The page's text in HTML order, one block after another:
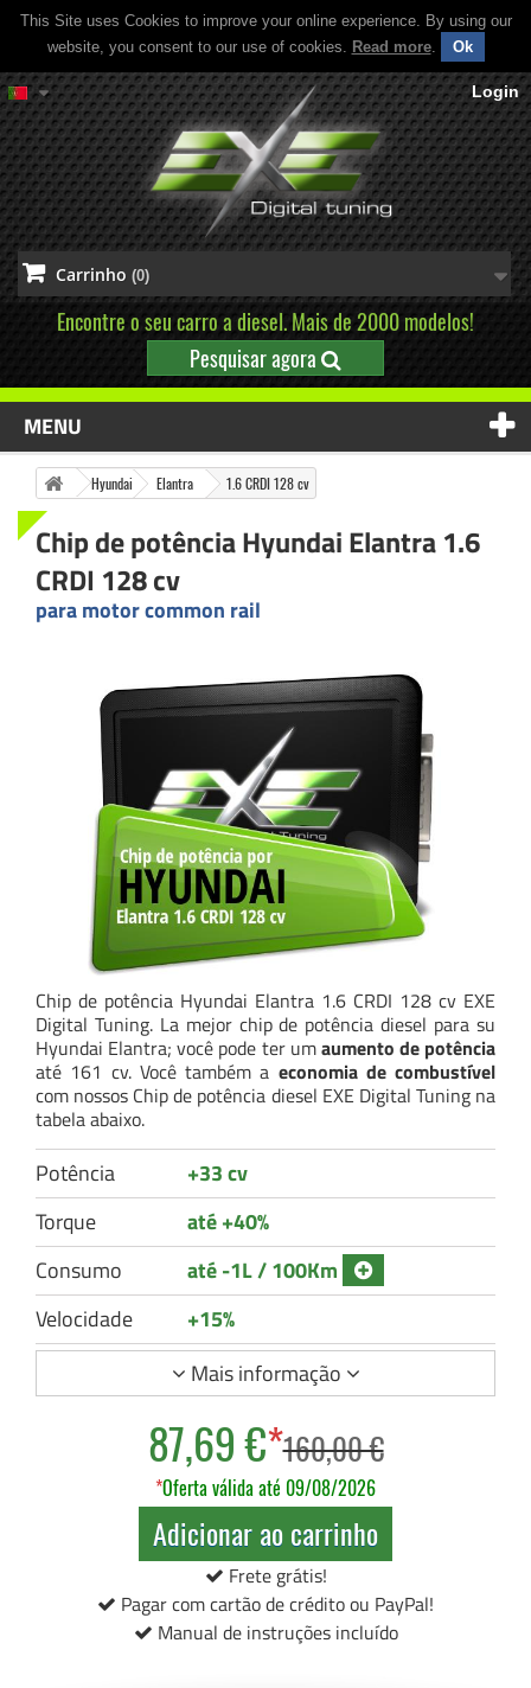
This Site uses Cookies to improve your online experience. By using our
website, you consent to our use of cookies. Read more. Ok
Login
Carrinho (0)
Encontre o seu carro a diesel. Mais de 2000 modelos!
Pesquisar agora
MENU
Hyundai Elantra 1.6 CRDI 128 cv
Chip de potência Hyundai Elantra 1.6
CRDI 128 cv
para motor common rail
Chip de potência Hyundai Elantra 1.6 CRDI 128 cv EXE
Digital Tuning. La mejor chip de potência diesel para su
Hyundai Elantra; você pode ter umaumento de potência
até 161 cv. Você também a economia de combustível
com nossos Chip de potência diesel EXE Digital Tuning na
tabela abaixo.
Potência
+33 cv
Torque
até +40%
Consumo
até -1L / 100Km
Velocidade
+15%
Mais informação
87,69 €*160,00 €
*Oferta válida até 09/08/2026
Adicionar ao carrinho
Frete grátis!
Pagar com cartão de crédito ou PayPal!
Manual de instruções incluído